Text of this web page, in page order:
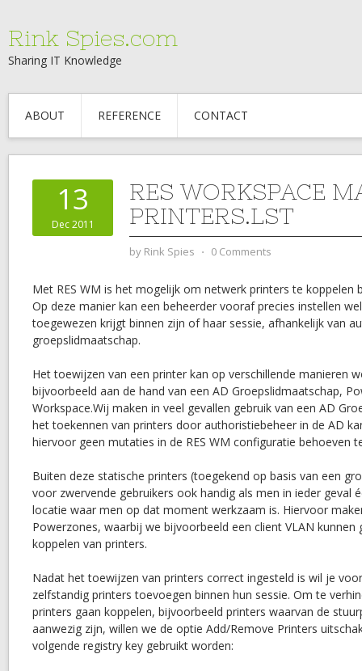
Rink Spies.com
Sharing IT Knowledge
ABOUT REFERENCE CONTACT
13
Dec 2011
RES WORKSPACE
PRINTERS.LST
by Rink Spies ⋅ 0 Comments
Met RES WM is het mogelijk om netwerk printers te koppelen
Op deze manier kan een beheerder vooraf precies instellen
toegewezen krijgt binnen zijn of haar sessie, afhankelijk van
groepslidmaatschap.
Het toewijzen van een printer kan op verschillende manieren
bijvoorbeeld aan de hand van een AD Groepslidmaatschap,
Workspace.Wij maken in veel gevallen gebruik van een AD
het toekennen van printers door authoristiebeheer in de AD
hiervoor geen mutaties in de RES WM configuratie behoeven
Buiten deze statische printers (toegekend op basis van een
voor zwervende gebruikers ook handig als men in ieder geval
locatie waar men op dat moment werkzaam is. Hiervoor
Powerzones, waarbij we bijvoorbeeld een client VLAN kunnen
koppelen van printers.
Nadat het toewijzen van printers correct ingesteld is wil je
zelfstandig printers toevoegen binnen hun sessie. Om te
printers gaan koppelen, bijvoorbeeld printers waarvan de
aanwezig zijn, willen we de optie Add/Remove Printers
volgende registry key gebruikt worden: